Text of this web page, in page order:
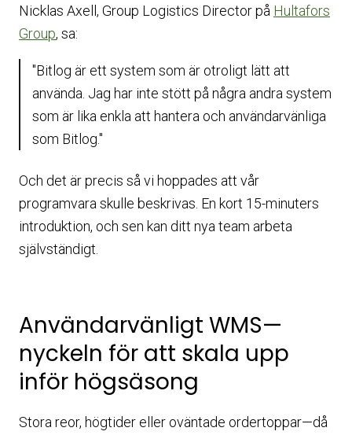
Nicklas Axell, Group Logistics Director på Hultafors
Group, sa:
"Bitlog är ett system som är otroligt lätt att
använda. Jag har inte stött på några andra system
som är lika enkla att hantera och användarvänliga
som Bitlog."
Och det är precis så vi hoppades att vår
programvara skulle beskrivas. En kort 15-minuters
introduktion, och sen kan ditt nya team arbeta
självständigt.
Användarvänligt WMS—
nyckeln för att skala upp
inför högsäsong
Stora reor, högtider eller oväntade ordertoppar—då